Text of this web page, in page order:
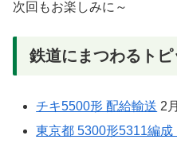
次回もお楽しみに～
鉄道にまつわるトピ
チキ5500形 配給輸送 2
東京都 5300形5311編成